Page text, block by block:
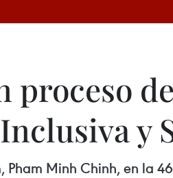
proceso
y
Minh Chinh, en la